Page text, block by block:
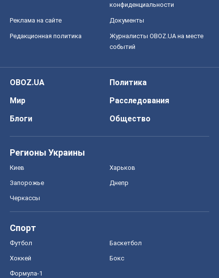
конфиденциальности
Реклама на сайте Документы
Редакционная политика
Журналисты OBOZ.UA на месте
событий
OBOZ.UA
Политика
Мир
Расследования
Блоги
Общество
Регионы Украины
Киев Харьков
Запорожье Днепр
Черкассы
Спорт
Футбол Баскетбол
Хоккей Бокс
Формула-1